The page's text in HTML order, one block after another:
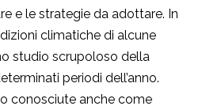
e le strategie da adottare. In
climatiche di alcune
studio scrupoloso della
periodi dell’anno.
conosciute anche come